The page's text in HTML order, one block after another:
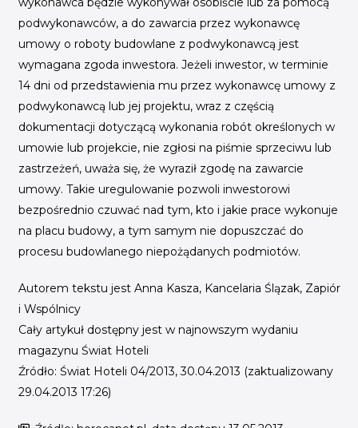
podwykonawców, a do zawarcia przez wykonawcę
umowy o roboty budowlane z podwykonawcą jest
wymagana zgoda inwestora. Jeżeli inwestor, w terminie
14 dni od przedstawienia mu przez wykonawcę umowy z
podwykonawcą lub jej projektu, wraz z częścią
dokumentacji dotyczącą wykonania robót określonych w
umowie lub projekcie, nie zgłosi na piśmie sprzeciwu lub
zastrzeżeń, uważa się, że wyraził zgodę na zawarcie
umowy. Takie uregulowanie pozwoli inwestorowi
bezpośrednio czuwać nad tym, kto i jakie prace wykonuje
na placu budowy, a tym samym nie dopuszczać do
procesu budowlanego niepożądanych podmiotów.
Autorem tekstu jest Anna Kasza, Kancelaria Ślązak, Zapiór
i Wspólnicy
Cały artykuł dostępny jest w najnowszym wydaniu
magazynu Świat Hoteli
Źródło: Świat Hoteli 04/2013, 30.04.2013 (zaktualizowany
29.04.2013 17:26)